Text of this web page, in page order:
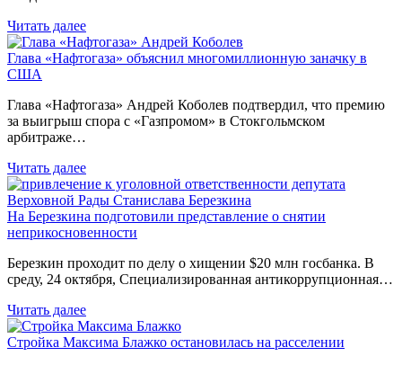
Читать далее
Глава «Нафтогаза» объяснил многомиллионную заначку в
США
Глава «Нафтогаза» Андрей Коболев подтвердил, что премию
за выигрыш спора с «Газпромом» в Стокгольмском
арбитраже…
Читать далее
На Березкина подготовили представление о снятии
неприкосновенности
Березкин проходит по делу о хищении $20 млн госбанка. В
среду, 24 октября, Специализированная антикоррупционная…
Читать далее
Стройка Максима Блажко остановилась на расселении